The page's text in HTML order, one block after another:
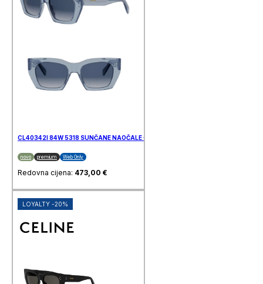
CL40342I 84W 5318 SUNČANE NAOČALE CELINE
novo premium Web Only
Redovna cijena: 473,00 €
LOYALTY -20%